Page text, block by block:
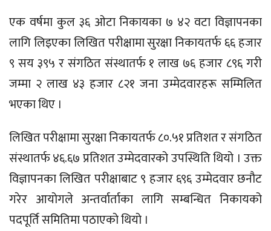
एक वर्षमा कुल ३६ ओटा निकायका ७ ४२ वटा विज्ञापनका
लागि लिइएका लिखित परीक्षामा सुरक्षा निकायतर्फ ६६ हजार
९ सय ३९५ र संगठित संस्थातर्फ १ लाख ७६ हजार ८९६ गरी
जम्मा २ लाख ४३ हजार ८२१ जना उम्मेदवारहरू सम्मिलित
भएका थिए ।
लिखित परीक्षामा सुरक्षा निकायतर्फ ८०.५१ प्रतिशत र संगठित
संस्थातर्फ ४६.६७ प्रतिशत उम्मेदवारको उपस्थिति थियो । उक्त
विज्ञापनका लिखित परीक्षाबाट ९ हजार ६९६ उम्मेदवार छनौट
गरेर आयोगले अन्तर्वार्ताका लागि सम्बन्धित निकायको
पदपूर्ति समितिमा पठाएको थियो ।